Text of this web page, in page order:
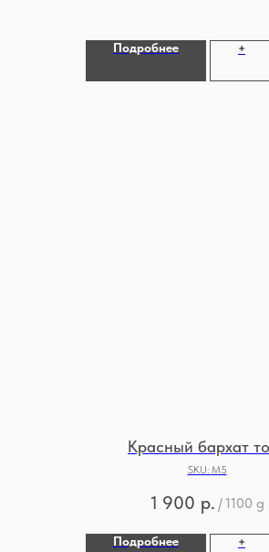
Подробнее +
Красный бархат
SKU: М5
1 900 р. /1100 g
Подробнее +